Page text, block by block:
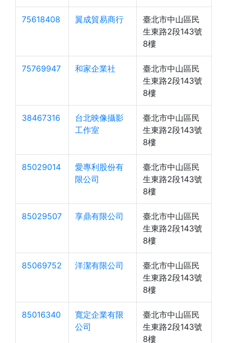
75618408 翼成貿易商行
臺北市中山區民
生東路2段143號
8樓
75769947 和家企業社
臺北市中山區民
生東路2段143號
8樓
38467316
台北映像攝影
工作室
臺北市中山區民
生東路2段143號
8樓
85029014
愛專利股份有
限公司
臺北市中山區民
生東路2段143號
8樓
85029507 享鼎有限公司
臺北市中山區民
生東路2段143號
8樓
85069752 洋潔有限公司
臺北市中山區民
生東路2段143號
8樓
85016340
寬定企業有限
公司
臺北市中山區民
生東路2段143號
8樓